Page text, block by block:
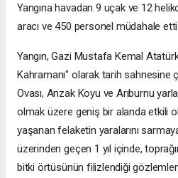
Yangına havadan 9 uçak ve 12
aracı ve 450 personel müdahale etti.
Yangın, Gazi Mustafa Kemal
Kahramanı" olarak tarih sahnesine
Ovası, Anzak Koyu ve Arıburnu
olmak üzere geniş bir alanda etkili
yaşanan felaketin yaralarını
üzerinden geçen 1 yıl içinde,
bitki örtüsünün filizlendiği